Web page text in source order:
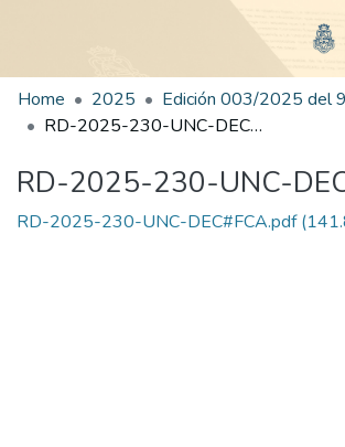
Home 2025
RD-2025-230-UNC-DEC#FCA
RD-2025-230-UNC-
RD-2025-230-UNC-DEC#FCA.pdf